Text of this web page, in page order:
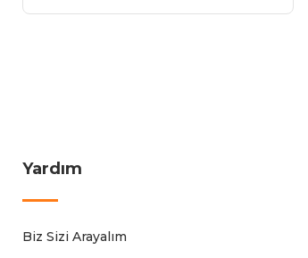
Yardım
Biz Sizi Arayalım